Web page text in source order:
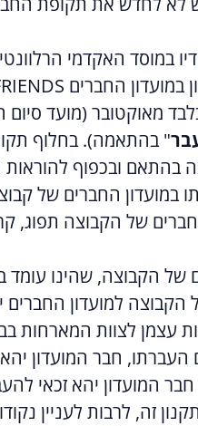
במוסד האקדמי
בלבד מאוקטובר (מועד
" בהתאמה). בחלוף
בהתאם ובכפוף
במועדון החברים של
של הקבוצה תפוג,
הקבוצה למועדון
חבר המועדון
המועדון יהא זכאי
זה, לרבות לעניין